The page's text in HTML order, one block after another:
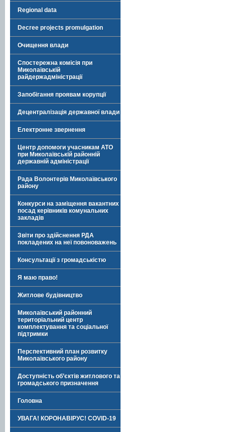
Regional data
Decree projects promulgation
Очищення влади
Спостережна комісія при
Миколаївській
райдержадміністрації
Запобігання проявам корупції
Децентралізація державної влади
Електронне звернення
Центр допомоги учасникам АТО
при Миколаївській районній
державній адміністрації
Рада Волонтерів Миколаївського
району
Конкурси на заміщення вакантних
посад керівників комунальних
закладів
Звіти про здійснення РДА
покладених на неї повоноважень
Консультації з громадськістю
Я маю право!
Житлове будівництво
Миколаївський районний
територіальний центр
комплектування та соціальної
підтримки
Перспективний план розвитку
Миколаївського району
Доступність об’єктів житлового та
громадського призначення
Головна
УВАГА! КОРОНАВІРУС! COVID-19